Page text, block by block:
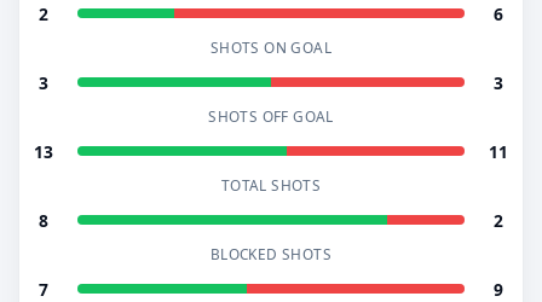
2 6
SHOTS ON GOAL
3 3
SHOTS OFF GOAL
13 11
TOTAL SHOTS
8 2
BLOCKED SHOTS
7 9